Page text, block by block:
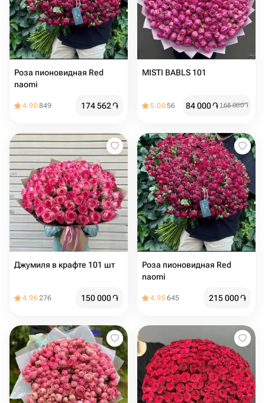
Роза пионовидная Red
naomi
4.90849 174 562֏
MISTI BABLS 101
5.0056 84 000֏ 168 000֏
Джумиля в крафте 101 шт
4.96276 150 000֏
Роза пионовидная Red
naomi
4.95645 215 000֏